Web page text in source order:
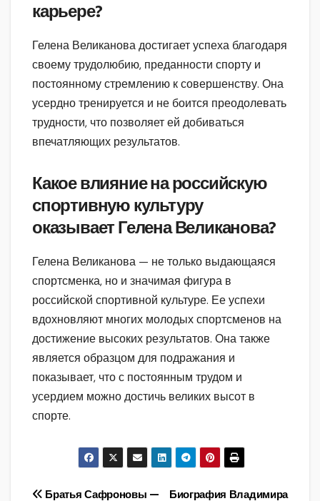
карьере?
Гелена Великанова достигает успеха благодаря
своему трудолюбию, преданности спорту и
постоянному стремлению к совершенству. Она
усердно тренируется и не боится преодолевать
трудности, что позволяет ей добиваться
впечатляющих результатов.
Какое влияние на российскую
спортивную культуру
оказывает Гелена Великанова?
Гелена Великанова — не только выдающаяся
спортсменка, но и значимая фигура в
российской спортивной культуре. Ее успехи
вдохновляют многих молодых спортсменов на
достижение высоких результатов. Она также
является образцом для подражания и
показывает, что с постоянным трудом и
усердием можно достичь великих высот в
спорте.
Биография Владимира
Братья Сафроновы —